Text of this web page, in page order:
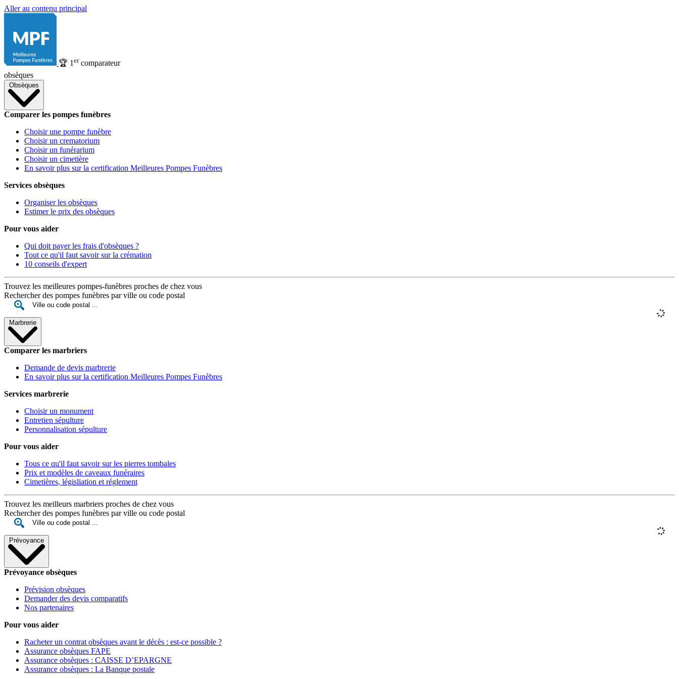
Aller au contenu principal
🏆 1 ercomparateur
obsèques
Obsèques
Comparer les pompes funèbres
Choisir une pompe funèbre
Choisir un crematorium
Choisir un funérarium
Choisir un cimetière
En savoir plus sur la certification Meilleures Pompes Funèbres
Services obsèques
Organiser les obsèques
Estimer le prix des obsèques
Pour vous aider
Qui doit payer les frais d'obsèques ?
Tout ce qu'il faut savoir sur la crémation
10 conseils d'expert
Trouvez les meilleures pompes-funèbres proches de chez vous
Rechercher des pompes funèbres par ville ou code postal
Marbrerie
Comparer les marbriers
Demande de devis marbrerie
En savoir plus sur la certification Meilleures Pompes Funèbres
Services marbrerie
Choisir un monument
Entretien sépulture
Personnalisation sépulture
Pour vous aider
Tous ce qu'il faut savoir sur les pierres tombales
Prix et modèles de caveaux funéraires
Cimetières, législiation et réglement
Trouvez les meilleurs marbriers proches de chez vous
Rechercher des pompes funèbres par ville ou code postal
Prévoyance
Prévoyance obsèques
Prévision obsèques
Demander des devis comparatifs
Nos partenaires
Pour vous aider
Racheter un contrat obsèques avant le décès : est-ce possible ?
Assurance obsèques FAPE
Assurance obsèques : CAISSE D’EPARGNE
Assurance obsèques : La Banque postale